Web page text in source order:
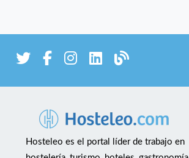
Hosteleo es el portal líder de trabajo en